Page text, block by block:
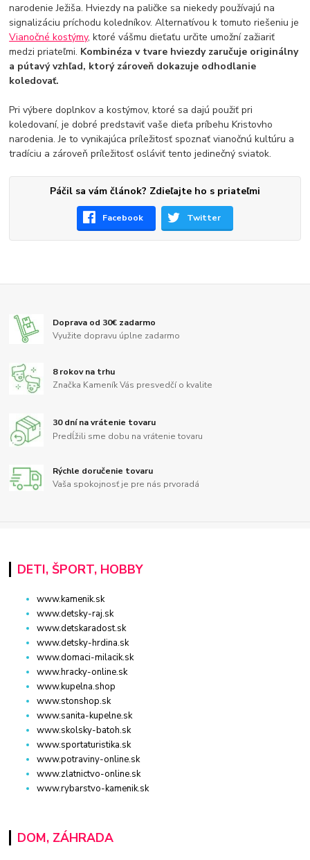
narodenie Ježiša. Hviezdy na paličke sa niekedy používajú na
signalizáciu príchodu koledníkov. Alternatívou k tomuto riešeniu je
Vianočné kostýmy, ktoré vášmu dieťaťu určite umožní zažiariť
medzi priateľmi. Kombinéza v tvare hviezdy zaručuje originálny
a pútavý vzhľad, ktorý zároveň dokazuje odhodlanie
koledovať.
Pri výbere doplnkov a kostýmov, ktoré sa dajú použiť pri
koledovaní, je dobré predstaviť vaše dieťa príbehu Kristovho
narodenia. Je to vynikajúca príležitosť spoznať vianočnú kultúru a
tradíciu a zároveň príležitosť osláviť tento jedinečný sviatok.
Páčil sa vám článok? Zdieľajte ho s priateľmi
Facebook Twitter
Doprava od 30€ zadarmo
Využite dopravu úplne zadarmo
8 rokov na trhu
Značka Kameník Vás presvedčí o kvalite
30 dní na vrátenie tovaru
Predĺžili sme dobu na vrátenie tovaru
Rýchle doručenie tovaru
Vaša spokojnosť je pre nás prvoradá
DETI, ŠPORT, HOBBY
www.kamenik.sk
www.detsky-raj.sk
www.detskaradost.sk
www.detsky-hrdina.sk
www.domaci-milacik.sk
www.hracky-online.sk
www.kupelna.shop
www.stonshop.sk
www.sanita-kupelne.sk
www.skolsky-batoh.sk
www.sportaturistika.sk
www.potraviny-online.sk
www.zlatnictvo-online.sk
www.rybarstvo-kamenik.sk
DOM, ZÁHRADA